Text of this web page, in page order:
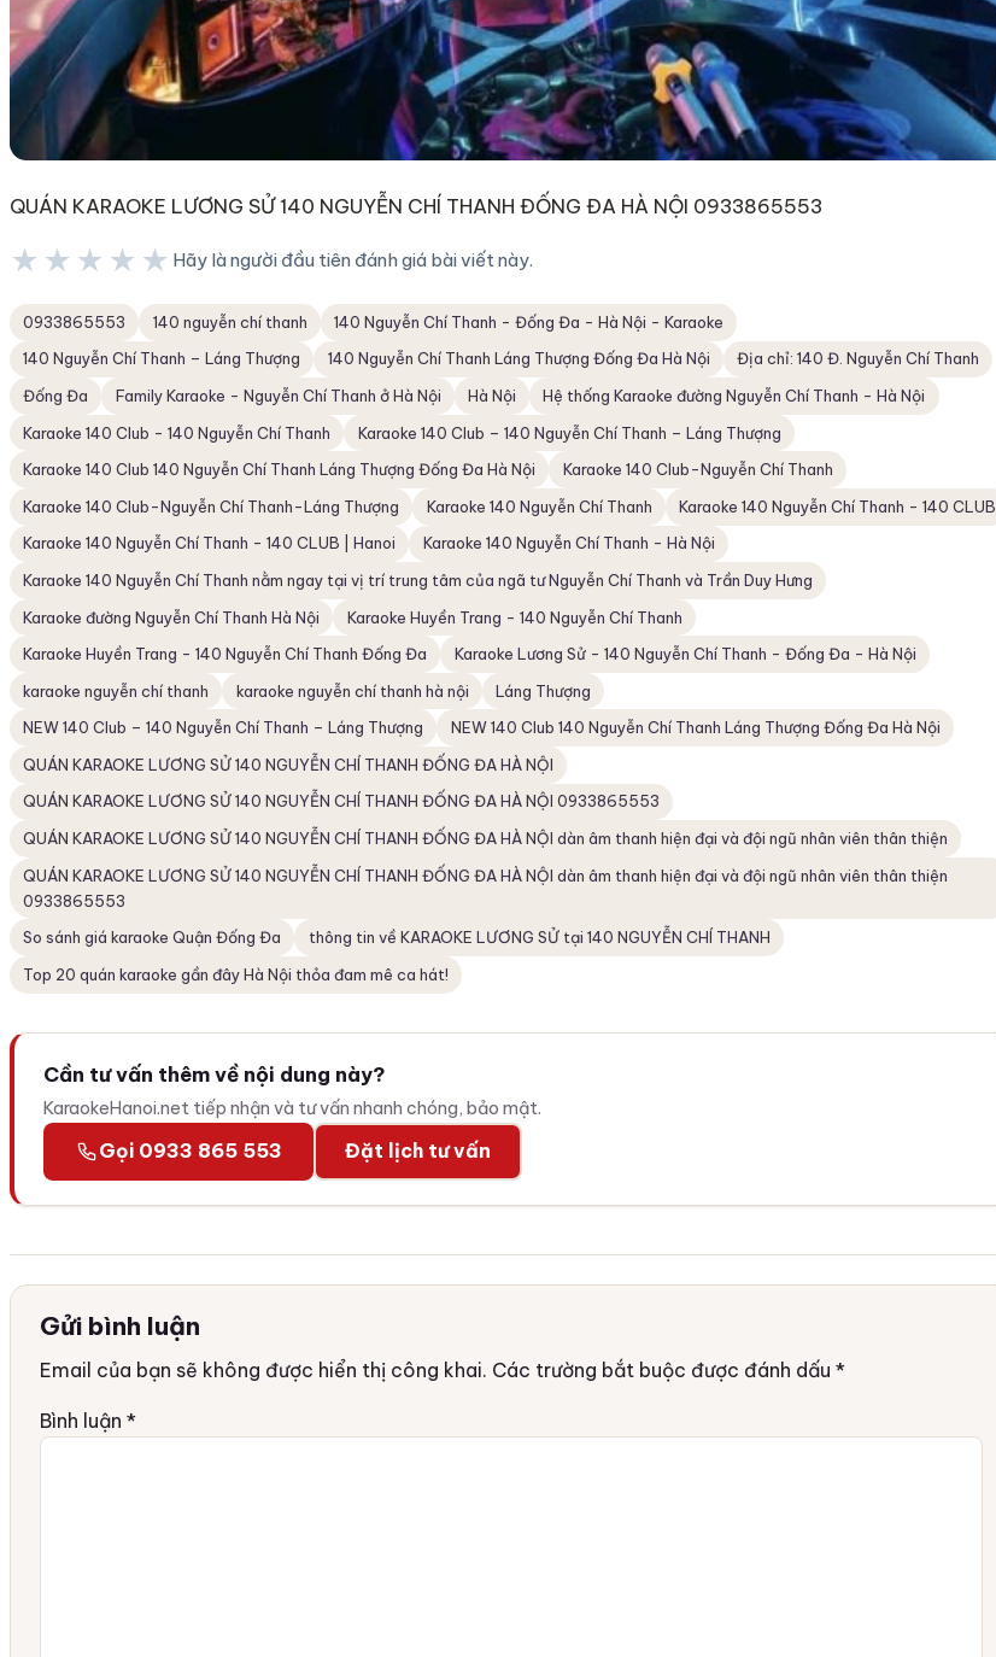
QUÁN KARAOKE LƯƠNG SỬ 140 NGUYỄN CHÍ THANH ĐỐNG ĐA HÀ NỘI 0933865553
★★★★★ Hãy là người đầu tiên đánh giá bài viết này.
0933865553 140 nguyễn chí thanh
140 Nguyễn Chí Thanh - Đống Đa - Hà Nội - Karaoke
140 Nguyễn Chí Thanh – Láng Thượng
140 Nguyễn Chí Thanh Láng Thượng Đống Đa Hà Nội
Địa chỉ: 140 Đ. Nguyễn Chí Thanh
Đống Đa
Family Karaoke - Nguyễn Chí Thanh ở Hà Nội Hà Nội
Hệ thống Karaoke đường Nguyễn Chí Thanh - Hà Nội
Karaoke 140 Club - 140 Nguyễn Chí Thanh
Karaoke 140 Club – 140 Nguyễn Chí Thanh – Láng Thượng
Karaoke 140 Club 140 Nguyễn Chí Thanh Láng Thượng Đống Đa Hà Nội
Karaoke 140 Club-Nguyễn Chí Thanh
Karaoke 140 Club-Nguyễn Chí Thanh-Láng Thượng
Karaoke 140 Nguyễn Chí Thanh
Karaoke 140 Nguyễn Chí Thanh - 140 CLUB
Karaoke 140 Nguyễn Chí Thanh - 140 CLUB | Hanoi
Karaoke 140 Nguyễn Chí Thanh - Hà Nội
Karaoke 140 Nguyễn Chí Thanh nằm ngay tại vị trí trung tâm của ngã tư Nguyễn Chí Thanh và Trần Duy Hưng
Karaoke đường Nguyễn Chí Thanh Hà Nội
Karaoke Huyền Trang - 140 Nguyễn Chí Thanh
Karaoke Huyền Trang - 140 Nguyễn Chí Thanh Đống Đa
Karaoke Lương Sử - 140 Nguyễn Chí Thanh - Đống Đa - Hà Nội
karaoke nguyễn chí thanh
karaoke nguyễn chí thanh hà nội
Láng Thượng
NEW 140 Club – 140 Nguyễn Chí Thanh – Láng Thượng
NEW 140 Club 140 Nguyễn Chí Thanh Láng Thượng Đống Đa Hà Nội
QUÁN KARAOKE LƯƠNG SỬ 140 NGUYỄN CHÍ THANH ĐỐNG ĐA HÀ NỘI
QUÁN KARAOKE LƯƠNG SỬ 140 NGUYỄN CHÍ THANH ĐỐNG ĐA HÀ NỘI 0933865553
QUÁN KARAOKE LƯƠNG SỬ 140 NGUYỄN CHÍ THANH ĐỐNG ĐA HÀ NỘI dàn âm thanh hiện đại và đội ngũ nhân viên thân thiện
QUÁN KARAOKE LƯƠNG SỬ 140 NGUYỄN CHÍ THANH ĐỐNG ĐA HÀ NỘI dàn âm thanh hiện đại và đội ngũ nhân viên thân thiện
0933865553
So sánh giá karaoke Quận Đống Đa
thông tin về KARAOKE LƯƠNG SỬ tại 140 NGUYỄN CHÍ THANH
Top 20 quán karaoke gần đây Hà Nội thỏa đam mê ca hát!
Cần tư vấn thêm về nội dung này?
KaraokeHanoi.net tiếp nhận và tư vấn nhanh chóng, bảo mật.
Gọi 0933 865 553 Đặt lịch tư vấn
Gửi bình luận
Email của bạn sẽ không được hiển thị công khai. Các trường bắt buộc được đánh dấu *
Bình luận *